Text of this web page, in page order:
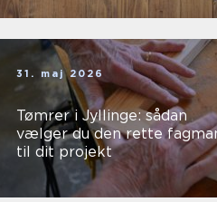
31. maj 2026
Tømrer i Jyllinge: sådan
vælger du den rette
til dit projekt